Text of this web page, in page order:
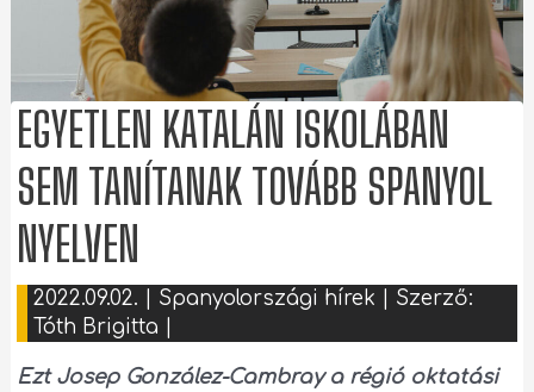
EGYETLEN KATALÁN ISKOLÁBAN
SEM TANÍTANAK TOVÁBB SPANYOL
NYELVEN
2022.09.02. Spanyolországi hírek | Szerző:
Tóth Brigitta
Ezt Josep González-Cambray a régió oktatási